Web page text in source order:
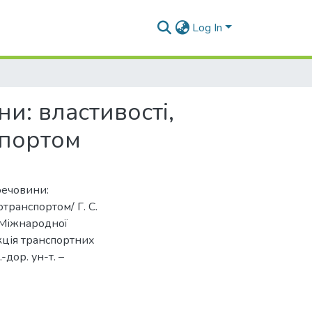
Log In
властивості,
Г. С.
транспортних
дор. ун-т. –